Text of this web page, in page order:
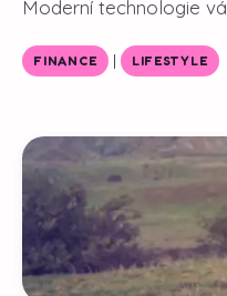
Moderní technologie
FINANCE | LIFESTYLE